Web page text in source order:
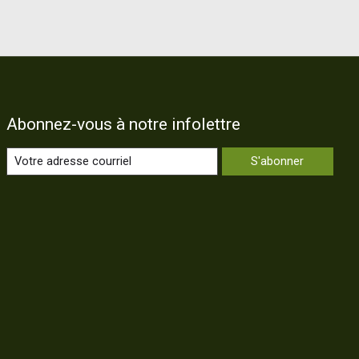
Abonnez-vous à notre infolettre
S'abonner